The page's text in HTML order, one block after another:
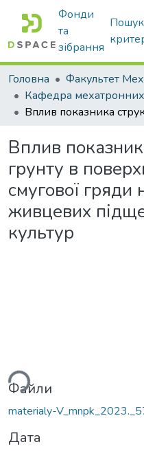
Фонди
та
зібрання
Головна
Вплив
грунту в
смугової гряди
живцевих
культур
Файли
materialy-
Дата